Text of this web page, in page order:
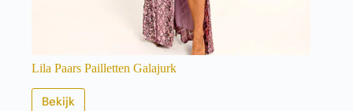
Lila Paars Pailletten Galajurk
Bekijk